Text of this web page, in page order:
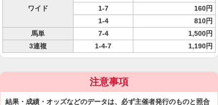
ワイド
1-7
160円
1-4
810円
馬単
7-4
1,500円
3連複
1-4-7 1,190円
注意事項
結果・成績・オッズなどのデータは、必ず主催者発行のものと照合